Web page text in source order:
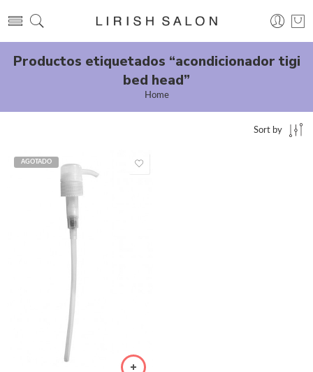
Productos etiquetados “acondicionador tigi
bed head”
Home
Sort by
AGOTADO